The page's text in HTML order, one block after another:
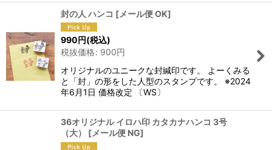
封の人 ハンコ [メール便 OK]
990円(税込)
税抜価格: 900円
オリジナルのユニークな封緘印です。 よーくみる
と「封」の形をした人型のスタンプです。 ※2024
年6月1日 価格改定 〔WS〕
36オリジナル イロハ印 カタカナハンコ 3号
（大）
[メール便 NG]